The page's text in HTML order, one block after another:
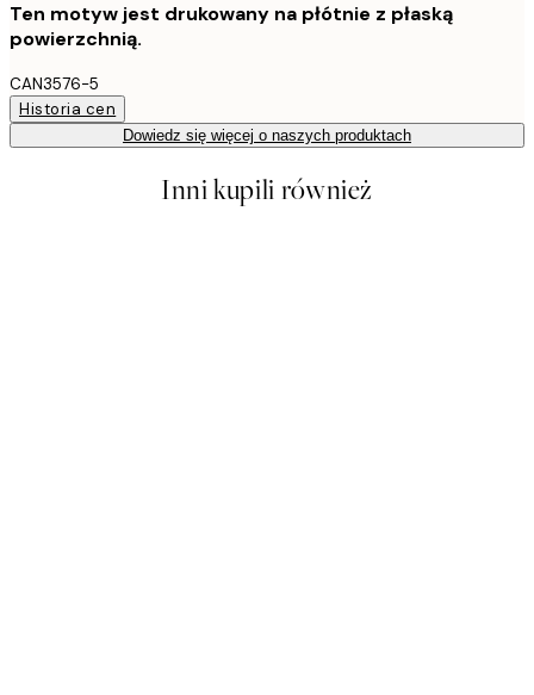
Ten motyw jest drukowany na płótnie z płaską
powierzchnią.
CAN3576-5
Historia cen
Dowiedz się więcej o naszych produktach
Inni kupili również